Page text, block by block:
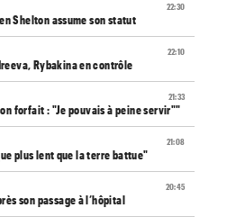
22:30
Shelton assume son statut
22:10
Rybakina en contrôle
21:33
forfait : "Je pouvais à peine servir""
21:08
plus lent que la terre battue"
20:45
son passage à l’hôpital